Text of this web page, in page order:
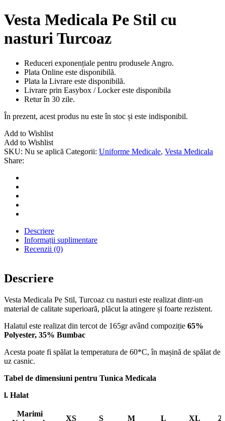
Vesta Medicala Pe Stil cu
nasturi Turcoaz
Reduceri exponențiale pentru produsele Angro.
Plata Online este disponibilă.
Plata la Livrare este disponibilă.
Livrare prin Easybox / Locker este disponibila
Retur în 30 zile.
În prezent, acest produs nu este în stoc și este indisponibil.
Add to Wishlist
Add to Wishlist
SKU: Nu se aplică Categorii: Uniforme Medicale, Vesta Medicala
Share:
Descriere
Informații suplimentare
Recenzii (0)
Descriere
Vesta Medicala Pe Stil, Turcoaz cu nasturi este realizat dintr-un
material de calitate superioară, plăcut la atingere și foarte rezistent.
Halatul este realizat din tercot de 165gr având compoziție 65%
Polyester, 35% Bumbac
Acesta poate fi spălat la temperatura de 60*C, în mașină de spălat de
uz casnic.
Tabel de dimensiuni pentru Tunica Medicala
l. Halat
Marimi
XS S M L XL